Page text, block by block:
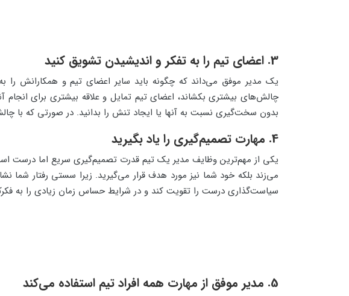
3. اعضای تیم را به تفکر و اندیشیدن تشویق کنید
یک مدیر موفق می‌داند که چگونه باید سایر اعضای تیم و همکارانش
چالش‌های بیشتری بکشاند، اعضای تیم تمایل و علاقه بیشتری برای انجام
بدون سخت‌گیری نسبت به آنها یا ایجاد تنش را بدانید. در صورتی که
4. مهارت تصمیم‌گیری را یاد بگیرید
یکی از مهم‌ترین وظایف مدیر یک تیم قدرت تصمیم‌گیری سریع اما درست
می‌زند بلکه خود شما نیز مورد هدف قرار می‌گیرید. زیرا سستی رفتار شما
سیاست‌گذاری درست را تقویت کند و در شرایط حساس زمان زیادی را به
5. مدیر موفق از مهارت همه افراد تیم استفاده می‌کند